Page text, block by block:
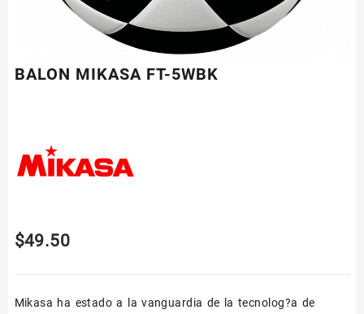
BALON MIKASA FT-5WBK
$49.50
Mikasa ha estado a la vanguardia de la tecnolog?a de